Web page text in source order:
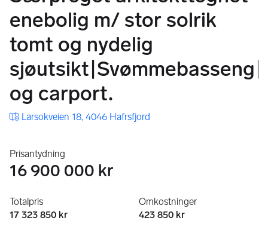
enebolig m/​ stor solrik
tomt og nydelig
og carport.
Larsokveien 18, 4046 Hafrsfjord
Prisantydning
16 900 000 kr
Totalpris
17 323 850 kr
Omkostninger
423 850 kr